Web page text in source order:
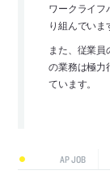
ワークライフ
り組んでいま
また、従業
の業務は極力
ています。
AP JOB